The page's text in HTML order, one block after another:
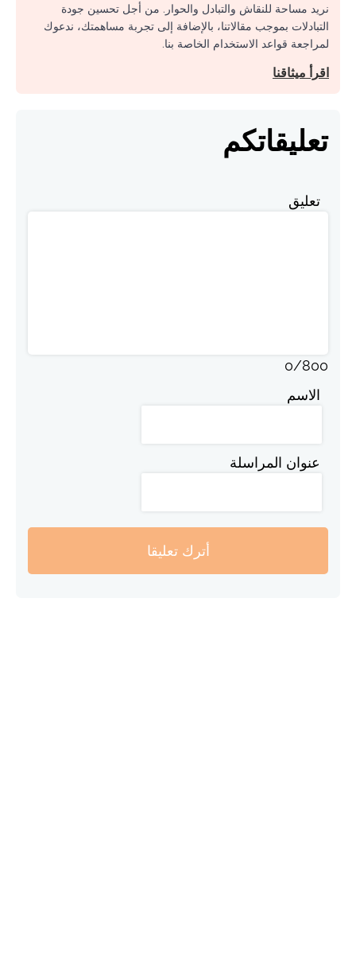
نريد مساحة للنقاش والتبادل والحوار. من أجل تحسين جودة
التبادلات بموجب مقالاتنا، بالإضافة إلى تجربة مساهمتك، ندعوك
لمراجعة قواعد الاستخدام الخاصة بنا.
اقرأ ميثاقنا
تعليقاتكم
تعليق
0/800
الاسم
عنوان المراسلة
أترك تعليقا